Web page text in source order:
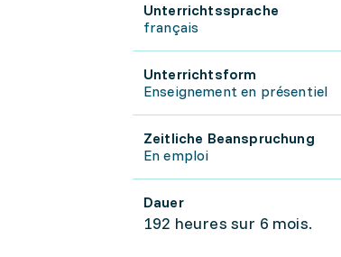
Unterrichtssprache
français
Unterrichtsform
Enseignement en présentiel
Zeitliche Beanspruchung
En emploi
Dauer
192 heures sur 6 mois.